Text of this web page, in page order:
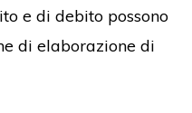
e di debito possono
di elaborazione di